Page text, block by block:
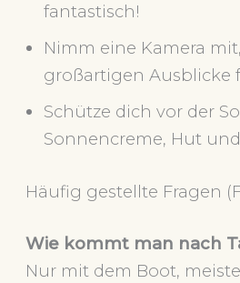
fantastisch!
Nimm eine Kamera
großartigen Ausblicke
Schütze dich vor der
Sonnencreme, Hut
Häufig gestellte Fragen
Wie kommt man nach
Nur mit dem Boot,